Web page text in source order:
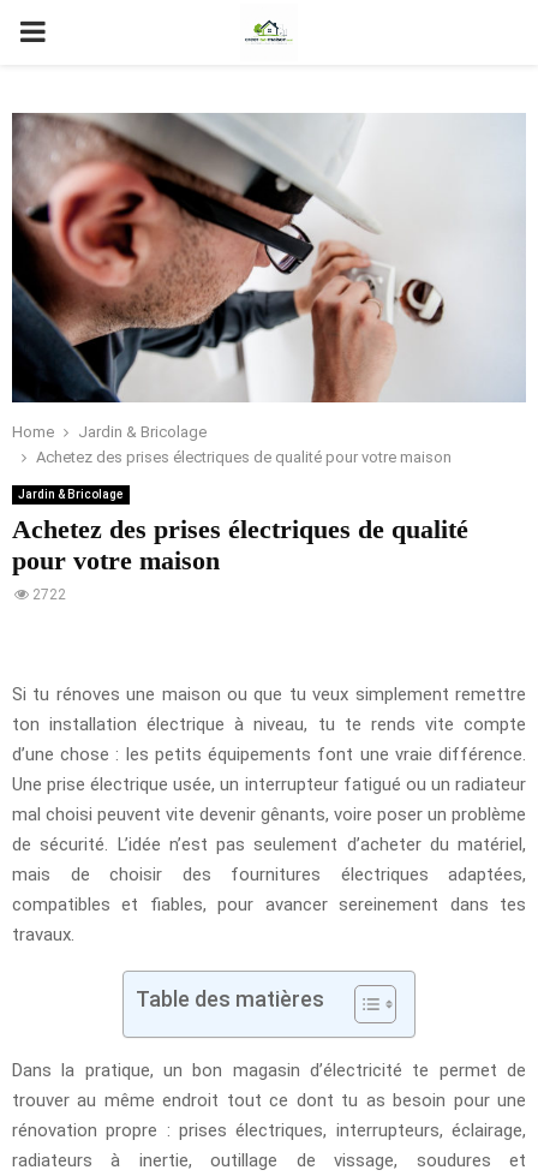
PRIMARY
Home
Jardin & Bricolage
Achetez des prises électriques de qualité pour votre maison
Jardin & Bricolage
Achetez des prises électriques de qualité
pour votre maison
2722
Si tu rénoves une maison ou que tu veux simplement remettre
ton installation électrique à niveau, tu te rends vite compte
d’une chose : les petits équipements font une vraie différence.
Une prise électrique usée, un interrupteur fatigué ou un radiateur
mal choisi peuvent vite devenir gênants, voire poser un problème
de sécurité. L’idée n’est pas seulement d’acheter du matériel,
mais de choisir des fournitures électriques adaptées,
compatibles et fiables, pour avancer sereinement dans tes
travaux.
Table des matières
Dans la pratique, un bon magasin d’électricité te permet de
trouver au même endroit tout ce dont tu as besoin pour une
rénovation propre : prises électriques, interrupteurs, éclairage,
radiateurs à inertie, outillage de vissage, soudures et